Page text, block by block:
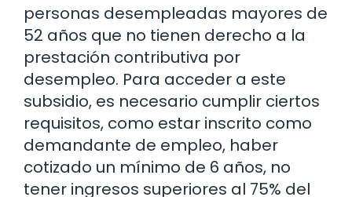
personas desempleadas mayores de
52 años que no tienen derecho a la
prestación contributiva por
desempleo. Para acceder a este
subsidio, es necesario cumplir ciertos
requisitos, como estar inscrito como
demandante de empleo, haber
cotizado un mínimo de 6 años, no
tener ingresos superiores al 75% del